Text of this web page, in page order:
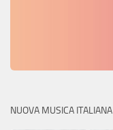
NUOVA MUSICA ITALIANA